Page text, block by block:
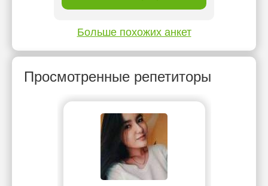
Больше похожих анкет
Просмотренные репетиторы